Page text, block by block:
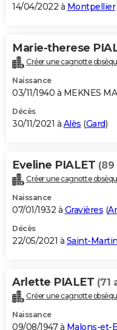
14/04/2022 à Montpellier
Marie-therese
Créer une cagnotte
Naissance
03/11/1940 à MEKNES
Décès
30/11/2021 à Alès (Gard)
Eveline PIALET (89
Créer une cagnotte
Naissance
07/01/1932 à Gravières (
Décès
22/05/2021 à Saint-
Arlette PIALET (71
Créer une cagnotte
Naissance
09/08/1947 à Malons-et-